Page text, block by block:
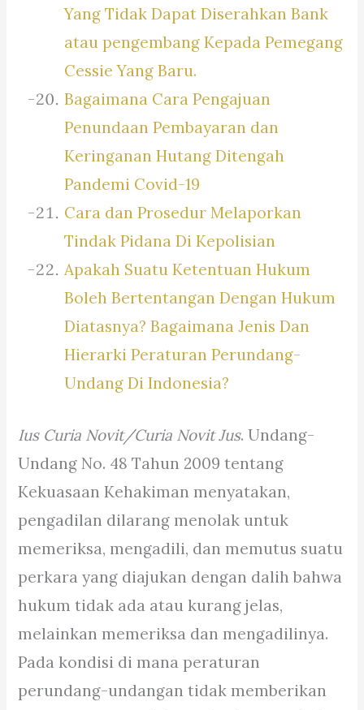
Yang Tidak Dapat Diserahkan Bank
atau pengembang Kepada Pemegang
Cessie Yang Baru.
Bagaimana Cara Pengajuan
Penundaan Pembayaran dan
Keringanan Hutang Ditengah
Pandemi Covid-19
Cara dan Prosedur Melaporkan
Tindak Pidana Di Kepolisian
Apakah Suatu Ketentuan Hukum
Boleh Bertentangan Dengan Hukum
Diatasnya? Bagaimana Jenis Dan
Hierarki Peraturan Perundang-
Undang Di Indonesia?
Ius Curia Novit/Curia Novit Jus. Undang-
Undang No. 48 Tahun 2009 tentang
Kekuasaan Kehakiman menyatakan,
pengadilan dilarang menolak untuk
memeriksa, mengadili, dan memutus suatu
perkara yang diajukan dengan dalih bahwa
hukum tidak ada atau kurang jelas,
melainkan memeriksa dan mengadilinya.
Pada kondisi di mana peraturan
perundang-undangan tidak memberikan